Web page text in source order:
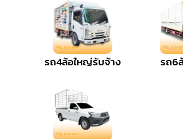
รถ4ล้อใหญ่รับจ้าง รถ6